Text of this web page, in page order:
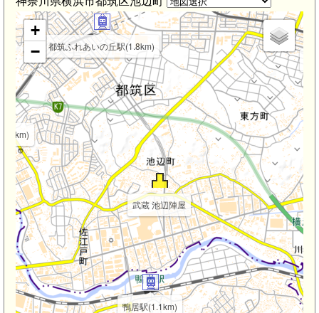
鴨居駅(1.1km)
都筑ふれあいの丘駅(1.8km)
武蔵 池辺陣屋
+
−